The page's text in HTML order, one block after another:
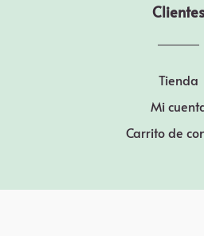
Clientes
Tienda
Mi
Carrito de